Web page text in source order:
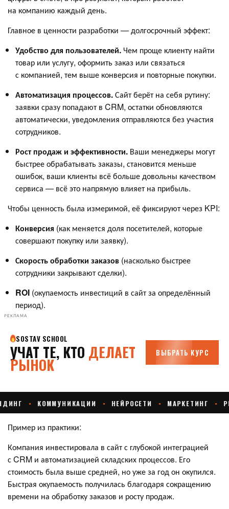
на компанию каждый день.
Главное в ценности разработки — долгосрочный эффект:
Удобство для пользователей.Чем проще клиенту найти
товар или услугу, оформить заказ или связаться
с компанией, тем выше конверсия и повторные покупки.
Автоматизация процессов.Сайт берёт на себя рутину:
заявки сразу попадают в CRM, остатки обновляются
автоматически, уведомления отправляются без участия
сотрудников.
Рост продаж и эффективности. Ваши менеджеры могут
быстрее обрабатывать заказы, становится меньше
ошибок, ваши клиенты всё больше довольны качеством
сервиса — всё это напрямую влияет на прибыль.
Чтобы ценность была измеримой, её фиксируют через KPI:
Конверсия (как меняется доля посетителей, которые
совершают покупку или заявку).
Скорость обработки заказов (насколько быстрее
сотрудники закрывают сделки).
ROI (окупаемость инвестиций в сайт за определённый
период).
РЕКЛАМА
Пример из практики:
Компания инвестировала в сайт с глубокой интеграцией
с CRM и автоматизацией складских процессов. Его
стоимость была выше средней, но уже за год он окупился.
Быстрая окупаемость получилась благодаря сокращению
времени на обработку заказов и росту продаж.